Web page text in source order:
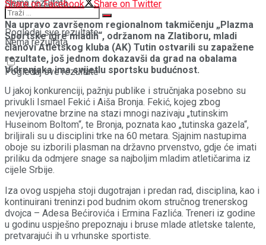
Nema rezultata
Pogledaj sve rezultate
Nema rezultata
Pogledaj sve rezultate
Share on Facebook
Share on Twitter
Na upravo završenom regionalnom takmičenju „Plazma
Sportske igre mladih“, održanom na Zlatiboru, mladi
članovi Atletskog kluba (AK) Tutin ostvarili su zapažene
rezultate, još jednom dokazavši da grad na obalama
Vidrenjaka ima svijetlu sportsku budućnost.
U jakoj konkurenciji, pažnju publike i stručnjaka posebno su
privukli Ismael Fekić i Aiša Bronja. Fekić, kojeg zbog
nevjerovatne brzine na stazi mnogi nazivaju „tutinskim
Huseinom Boltom“, te Bronja, poznata kao „tutinska gazela“,
briljirali su u disciplini trke na 60 metara. Sjajnim nastupima
oboje su izborili plasman na državno prvenstvo, gdje će imati
priliku da odmjere snage sa najboljim mladim atletičarima iz
cijele Srbije.
Iza ovog uspjeha stoji dugotrajan i predan rad, disciplina, kao i
kontinuirani treninzi pod budnim okom stručnog trenerskog
dvojca – Adesa Bećirovića i Ermina Fazlića. Treneri iz godine
u godinu uspješno prepoznaju i bruse mlade atletske talente,
pretvarajući ih u vrhunske sportiste.